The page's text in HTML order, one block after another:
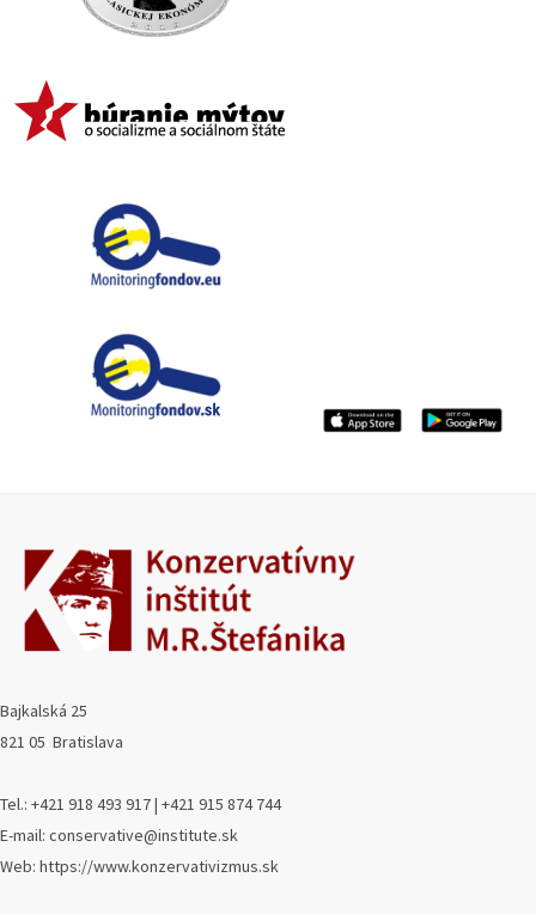
Bajkalská 25
821 05 Bratislava
Tel.: +421 918 493 917 | +421 915 874 744
E-mail: conservative@institute.sk
Web: https://www.konzervativizmus.sk